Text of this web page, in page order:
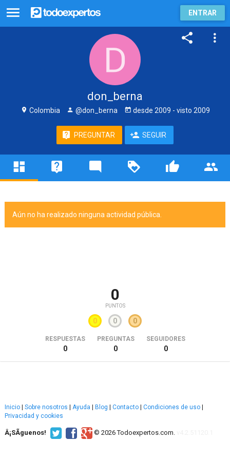
ENTRAR
don_berna
Colombia @don_berna desde 2009 - visto 2009
PREGUNTAR SEGUIR
Aún no ha realizado ninguna actividad pública.
0
PUNTOS
0 0 0
RESPUESTAS
0
PREGUNTAS
0
SEGUIDORES
0
Inicio Sobre nosotros Ayuda Blog Contacto Condiciones de uso
Privacidad y cookies
Â¡SÃ­guenos! © 2026 Todoexpertos.com.